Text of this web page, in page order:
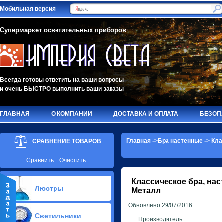
Мобильная версия
Супермаркет осветительных приборов
Всегда готовы ответить на ваши вопросы
и очень БЫСТРО выполнить ваши заказы
ГЛАВНАЯ О КОМПАНИИ ДОСТАВКА И ОПЛАТА
Главная ->Бра настенные ->
Классическое бра,
Металл
Обновлено:29/07/2016.
Производитель:
СРАВНЕНИЕ ТОВАРОВ
Сравнить Очистить
Люстры
Припотолочные люстры(581)
Потолочные люстры Led(90)
Светильники